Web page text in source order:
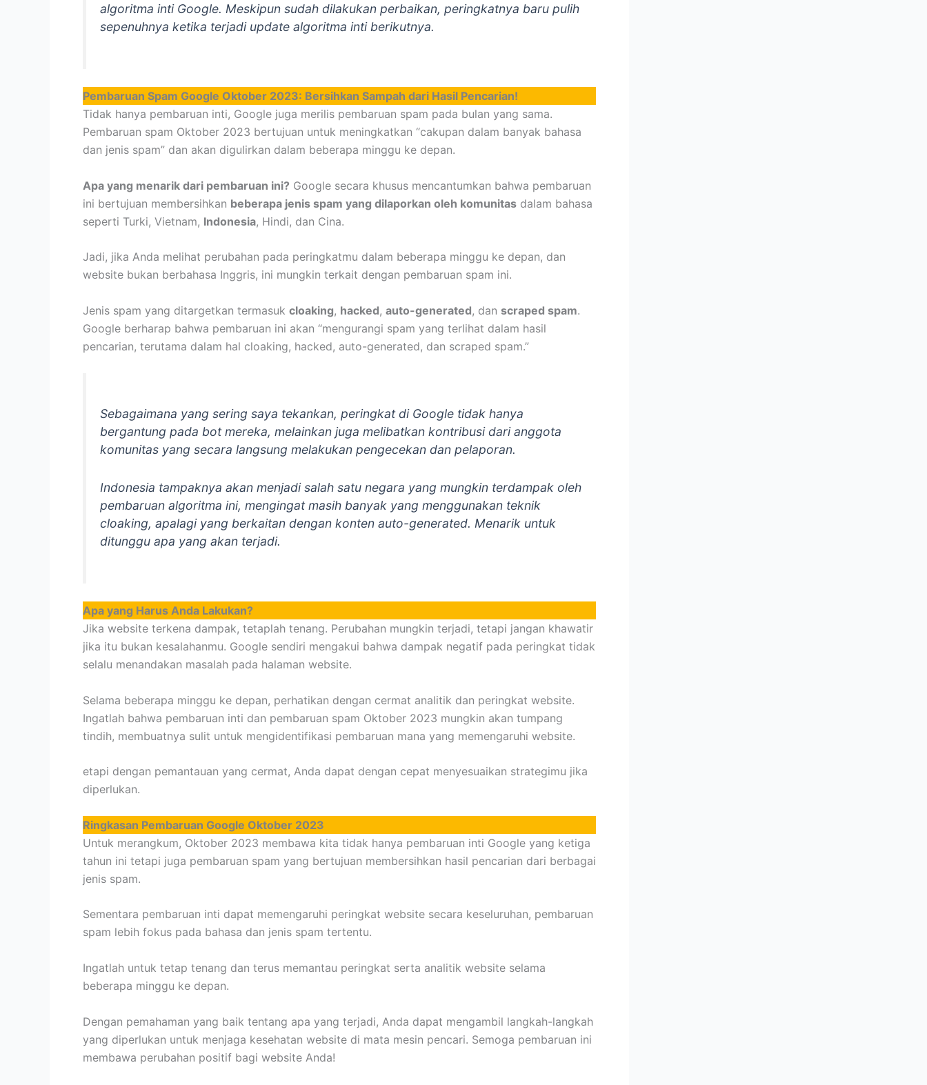
algoritma inti Google. Meskipun sudah dilakukan perbaikan, peringkatnya baru pulih
sepenuhnya ketika terjadi update algoritma inti berikutnya.
Pembaruan Spam Google Oktober 2023: Bersihkan Sampah dari Hasil Pencarian!
Tidak hanya pembaruan inti, Google juga merilis pembaruan spam pada bulan yang sama.
Pembaruan spam Oktober 2023 bertujuan untuk meningkatkan “cakupan dalam banyak bahasa
dan jenis spam” dan akan digulirkan dalam beberapa minggu ke depan.
Apa yang menarik dari pembaruan ini? Google secara khusus mencantumkan bahwa pembaruan
ini bertujuan membersihkan beberapa jenis spam yang dilaporkan oleh komunitas dalam bahasa
seperti Turki, Vietnam, Indonesia, Hindi, dan Cina.
Jadi, jika Anda melihat perubahan pada peringkatmu dalam beberapa minggu ke depan, dan
website bukan berbahasa Inggris, ini mungkin terkait dengan pembaruan spam ini.
Jenis spam yang ditargetkan termasuk cloaking, hacked, auto-generated, dan scraped spam.
Google berharap bahwa pembaruan ini akan “mengurangi spam yang terlihat dalam hasil
pencarian, terutama dalam hal cloaking, hacked, auto-generated, dan scraped spam.”
Sebagaimana yang sering saya tekankan, peringkat di Google tidak hanya
bergantung pada bot mereka, melainkan juga melibatkan kontribusi dari anggota
komunitas yang secara langsung melakukan pengecekan dan pelaporan.
Indonesia tampaknya akan menjadi salah satu negara yang mungkin terdampak oleh
pembaruan algoritma ini, mengingat masih banyak yang menggunakan teknik
cloaking, apalagi yang berkaitan dengan konten auto-generated. Menarik untuk
ditunggu apa yang akan terjadi.
Apa yang Harus Anda Lakukan?
Jika website terkena dampak, tetaplah tenang. Perubahan mungkin terjadi, tetapi jangan khawatir
jika itu bukan kesalahanmu. Google sendiri mengakui bahwa dampak negatif pada peringkat tidak
selalu menandakan masalah pada halaman website.
Selama beberapa minggu ke depan, perhatikan dengan cermat analitik dan peringkat website.
Ingatlah bahwa pembaruan inti dan pembaruan spam Oktober 2023 mungkin akan tumpang
tindih, membuatnya sulit untuk mengidentifikasi pembaruan mana yang memengaruhi website.
etapi dengan pemantauan yang cermat, Anda dapat dengan cepat menyesuaikan strategimu jika
diperlukan.
Ringkasan Pembaruan Google Oktober 2023
Untuk merangkum, Oktober 2023 membawa kita tidak hanya pembaruan inti Google yang ketiga
tahun ini tetapi juga pembaruan spam yang bertujuan membersihkan hasil pencarian dari berbagai
jenis spam.
Sementara pembaruan inti dapat memengaruhi peringkat website secara keseluruhan, pembaruan
spam lebih fokus pada bahasa dan jenis spam tertentu.
Ingatlah untuk tetap tenang dan terus memantau peringkat serta analitik website selama
beberapa minggu ke depan.
Dengan pemahaman yang baik tentang apa yang terjadi, Anda dapat mengambil langkah-langkah
yang diperlukan untuk menjaga kesehatan website di mata mesin pencari. Semoga pembaruan ini
membawa perubahan positif bagi website Anda!